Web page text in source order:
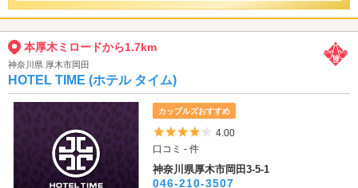
本厚木ミロードから1.7km
神奈川県 厚木市岡田
HOTEL TIME (ホテル タイム)
カップルズおすすめ
5つ星のうち4
4.00
口コミ - 件
神奈川県厚木市岡田3-5-1
046-210-3507